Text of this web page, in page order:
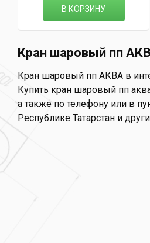
В КОРЗИНУ
Кран шаровый пп
Кран шаровый пп АКВА в
Купить кран шаровый пп
а также по телефону или в
Республике Татарстан и